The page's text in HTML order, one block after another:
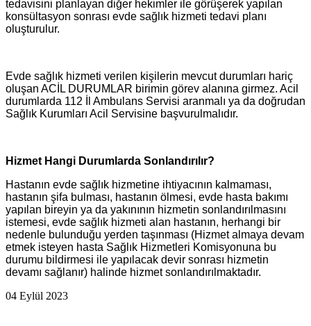
tedavisini planlayan diğer hekimler ile görüşerek yapılan
konsültasyon sonrası evde sağlık hizmeti tedavi planı
oluşturulur.
Evde sağlık hizmeti verilen kişilerin mevcut durumları hariç
oluşan ACİL DURUMLAR birimin görev alanına girmez. Acil
durumlarda 112 İl Ambulans Servisi aranmalı ya da doğrudan
Sağlık Kurumları Acil Servisine başvurulmalıdır.
Hizmet Hangi Durumlarda Sonlandırılır?
Hastanın evde sağlık hizmetine ihtiyacının kalmaması,
hastanın şifa bulması, hastanın ölmesi, evde hasta bakımı
yapılan bireyin ya da yakınının hizmetin sonlandırılmasını
istemesi, evde sağlık hizmeti alan hastanın, herhangi bir
nedenle bulunduğu yerden taşınması (Hizmet almaya devam
etmek isteyen hasta Sağlık Hizmetleri Komisyonuna bu
durumu bildirmesi ile yapılacak devir sonrası hizmetin
devamı sağlanır) halinde hizmet sonlandırılmaktadır.
04 Eylül 2023